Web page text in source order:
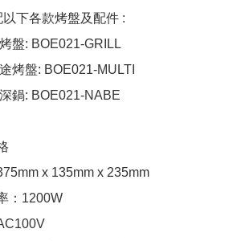
以下各款烤盤及配件 :
盤: BOE021-GRILL
烤盤: BOE021-MULTI
鍋: BOE021-NABE
x 135mm x 235mm
：1200W